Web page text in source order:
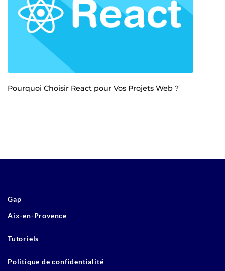
Pourquoi Choisir React pour Vos Projets Web ?
Gap
Aix-en-Provence
Tutoriels
Politique de confidentialité